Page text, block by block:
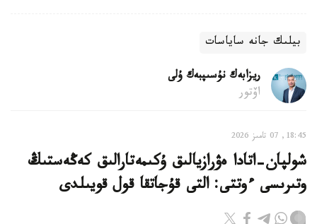
بيلىك جانە ساياسات
ريزابەك نۇسىپبەك ۇلى
اۆتور
18:45, 07 تامىز 2026
شولپان-اتادا ەۋرازيالىق ۇكىمەتارالىق كەڭەستىڭ
وتىرىسى ءوتتى: التى قۇجاتقا قول قويىلدى